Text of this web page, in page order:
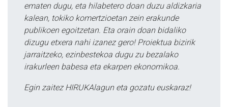
ematen dugu, eta hilabetero doan duzu aldizkaria
kalean, tokiko komertzioetan zein erakunde
publikoen egoitzetan. Eta orain doan bidaliko
dizugu etxera nahi izanez gero! Proiektua bizirik
jarraitzeko, ezinbestekoa dugu zu bezalako
irakurleen babesa eta ekarpen ekonomikoa.
Egin zaitez HIRUKAlagun eta gozatu euskaraz!